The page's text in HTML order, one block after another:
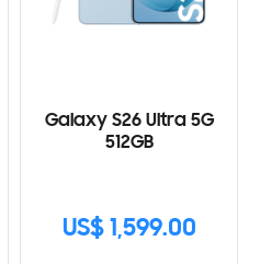
Galaxy S26 Ultra 5G
512GB
US$ 1,599.00